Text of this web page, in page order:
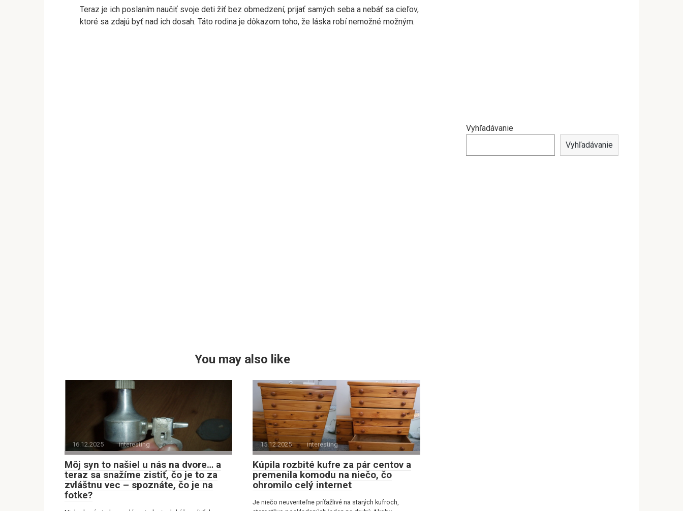
Teraz je ich poslaním naučiť svoje deti žiť bez obmedzení, prijať samých seba a nebáť sa cieľov,
ktoré sa zdajú byť nad ich dosah. Táto rodina je dôkazom toho, že láska robí nemožné možným.
You may also like
16.12.2025 interesting
Môj syn to našiel u nás na dvore… a
teraz sa snažíme zistiť, čo je to za
zvláštnu vec – spoznáte, čo je na
fotke?
15.12.2025 interesting
Kúpila rozbité kufre za pár centov a
premenila komodu na niečo, čo
ohromilo celý internet
Je niečo neuveriteľne príťažlivé na starých kufroch,
Vyhľadávanie
Vyhľadávanie